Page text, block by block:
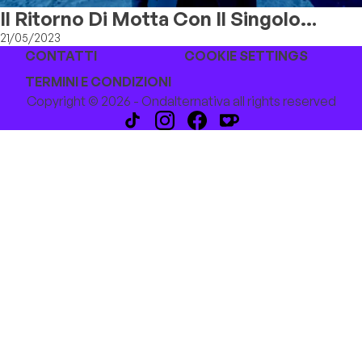
Il Ritorno Di Motta Con Il Singolo
"Anime Perse"
21/05/2023
CONTATTI
COOKIE SETTINGS
TERMINI E CONDIZIONI
Copyright © 2026 - Ondalternativa all rights reserved